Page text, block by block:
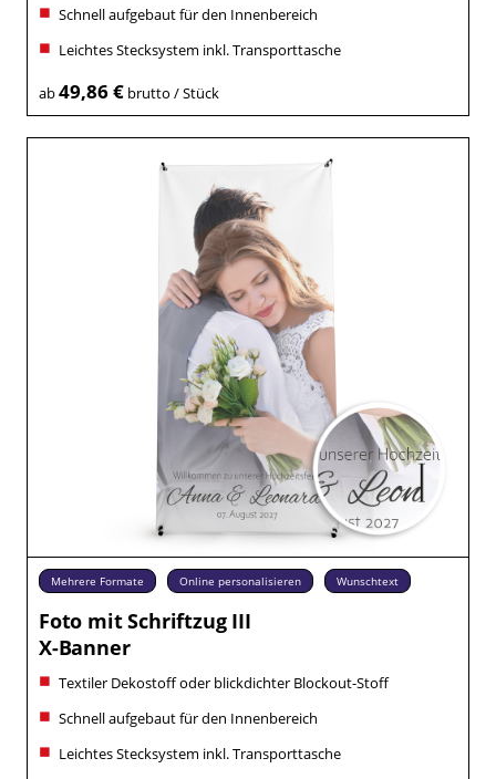
Schnell aufgebaut für den Innenbereich
Leichtes Stecksystem inkl. Transporttasche
ab49,86 €brutto / Stück
Mehrere Formate Online personalisieren Wunschtext
Foto mit Schriftzug III
X-Banner
Textiler Dekostoff oder blickdichter Blockout-Stoff
Schnell aufgebaut für den Innenbereich
Leichtes Stecksystem inkl. Transporttasche